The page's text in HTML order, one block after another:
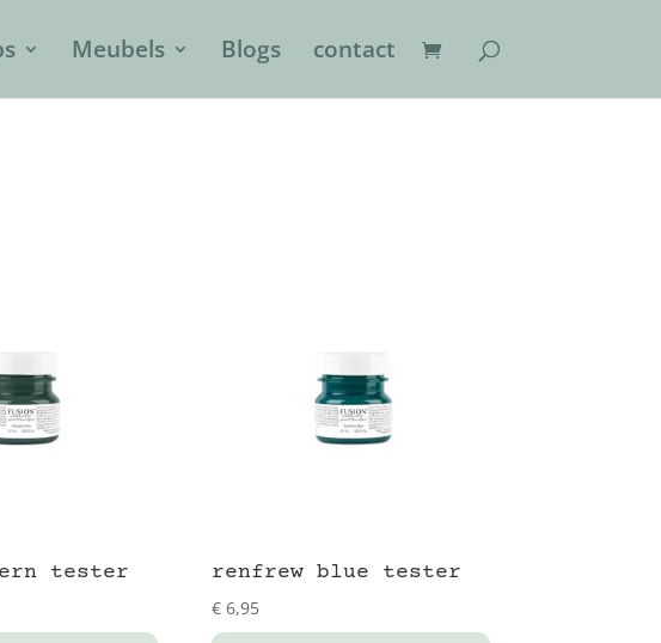
Meubels Blogs contact
tester renfrew blue tester
€ 6,95